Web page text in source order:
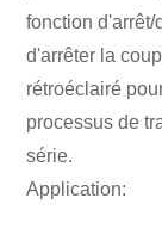
fonction d'arrêt/
d'arrêter la
rétroéclairé
processus de
série.
Application: